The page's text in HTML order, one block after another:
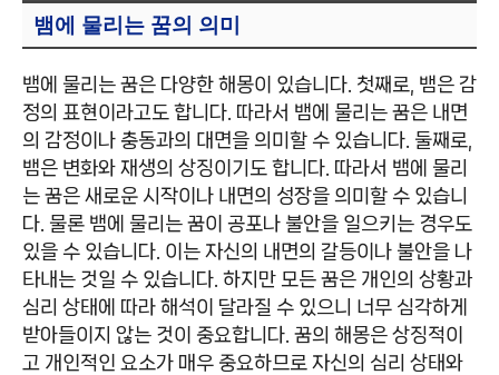
뱀에 물리는 꿈의 의미
뱀에 물리는 꿈은 다양한 해몽이 있습니다. 첫째로, 뱀은 감
정의 표현이라고도 합니다. 따라서 뱀에 물리는 꿈은 내면
의 감정이나 충동과의 대면을 의미할 수 있습니다. 둘째로,
뱀은 변화와 재생의 상징이기도 합니다. 따라서 뱀에 물리
는 꿈은 새로운 시작이나 내면의 성장을 의미할 수 있습니
다. 물론 뱀에 물리는 꿈이 공포나 불안을 일으키는 경우도
있을 수 있습니다. 이는 자신의 내면의 갈등이나 불안을 나
타내는 것일 수 있습니다. 하지만 모든 꿈은 개인의 상황과
심리 상태에 따라 해석이 달라질 수 있으니 너무 심각하게
받아들이지 않는 것이 중요합니다. 꿈의 해몽은 상징적이
고 개인적인 요소가 매우 중요하므로 자신의 심리 상태와